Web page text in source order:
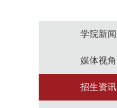
学院新闻
媒体视角
招生资讯